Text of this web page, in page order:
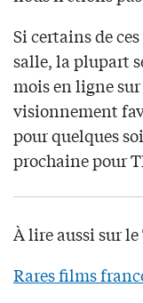
Si certains de
salle, la plupart
mois en ligne
visionnement
pour quelques
prochaine pour
À lire aussi sur
Rares films